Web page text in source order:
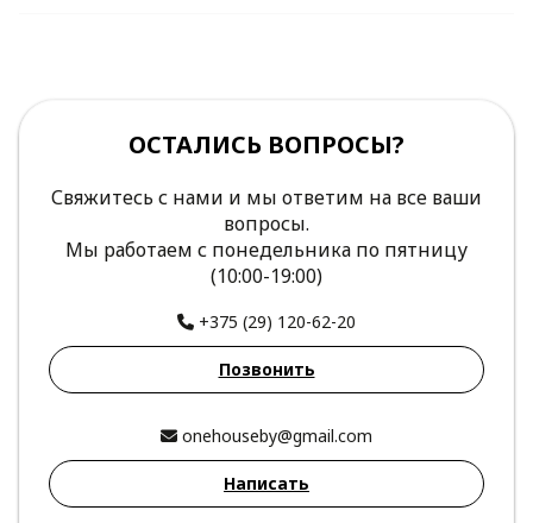
ОСТАЛИСЬ ВОПРОСЫ?
Свяжитесь с нами и мы ответим на все ваши
вопросы.
Мы работаем с понедельника по пятницу
(10:00-19:00)
+375 (29) 120-62-20
Позвонить
onehouseby@gmail.com
Написать